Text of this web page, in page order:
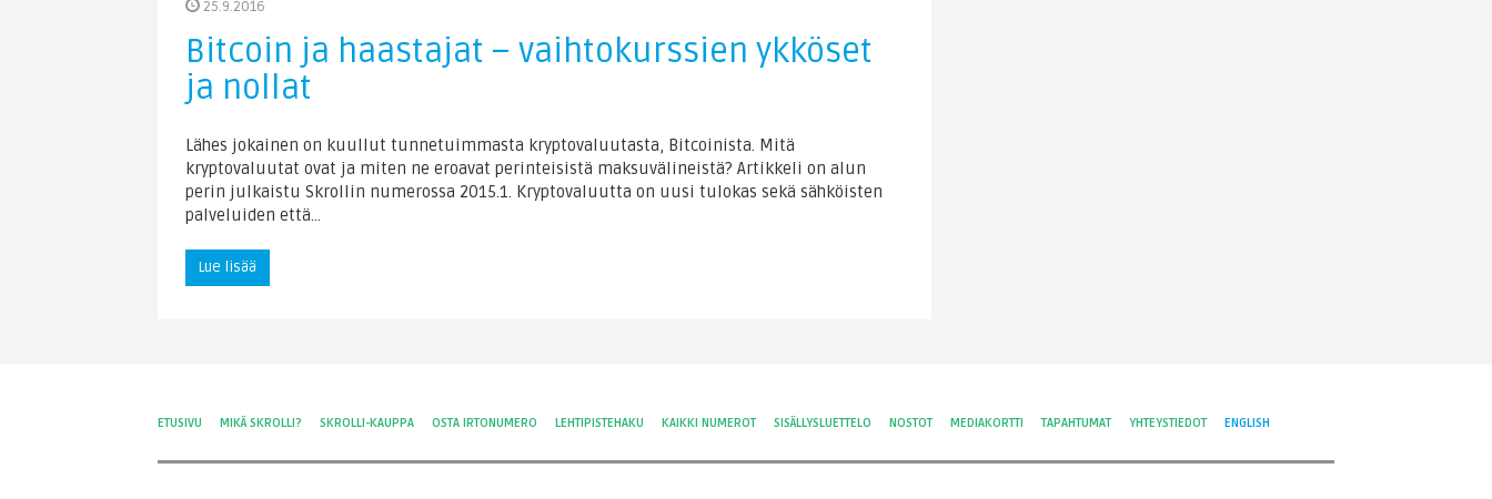
25.9.2016
Bitcoin ja haastajat – vaihtokurssien ykköset
ja nollat
Lähes jokainen on kuullut tunnetuimmasta kryptovaluutasta, Bitcoinista. Mitä
kryptovaluutat ovat ja miten ne eroavat perinteisistä maksuvälineistä? Artikkeli on alun
perin julkaistu Skrollin numerossa 2015.1. Kryptovaluutta on uusi tulokas sekä sähköisten
palveluiden että…
Lue lisää
ETUSIVU MIKÄ SKROLLI? SKROLLI-KAUPPA OSTA IRTONUMERO LEHTIPISTEHAKU KAIKKI NUMEROT SISÄLLYSLUETTELO NOSTOT MEDIAKORTTI TAPAHTUMAT YHTEYSTIEDOT ENGLISH